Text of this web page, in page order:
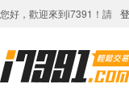
您好，歡迎來到i7391！請